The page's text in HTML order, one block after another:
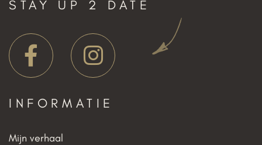
STAY UP 2 DATE
INFORMATIE
Mijn verhaal